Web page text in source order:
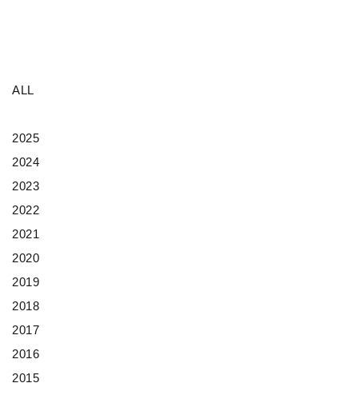
ALL
2025
2024
2023
2022
2021
2020
2019
2018
2017
2016
2015